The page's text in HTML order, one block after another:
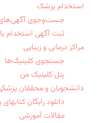
استخدام پزشک
جست‌وجوی
ثبت آگهی استخدام
مراکز درمانی و زیبایی
جستجوی کلینیک‌ها
پنل کلینیک من
دانشجویان و محققان
دانلود رایگان
مقالات آموزشی